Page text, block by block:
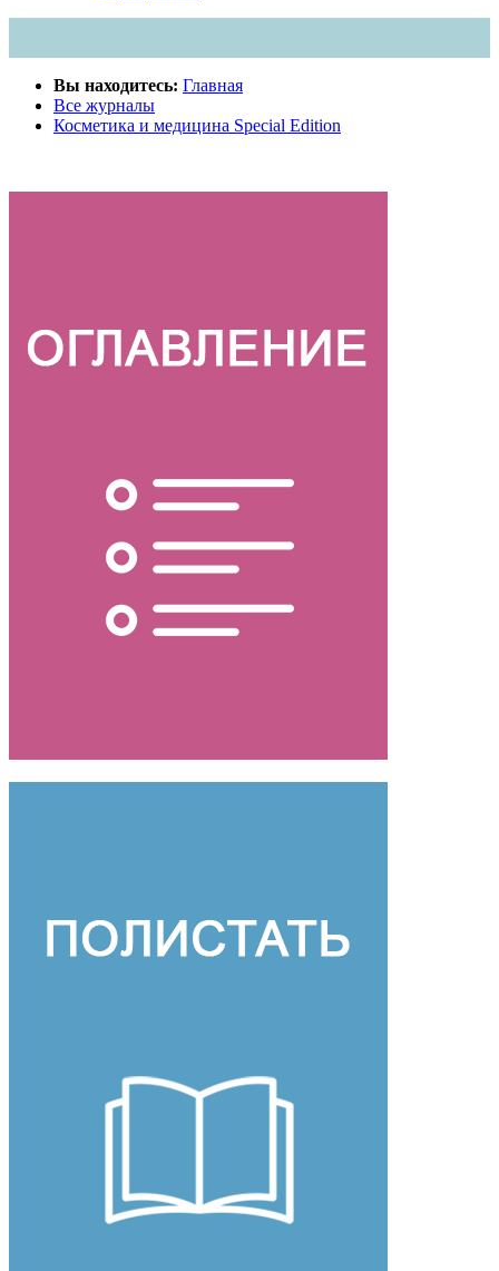
Вы находитесь: Главная
Все журналы
Косметика и медицина Special Edition